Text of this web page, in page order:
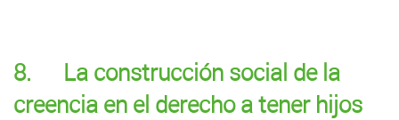
8. La construcción social de la
creencia en el derecho a tener hijos